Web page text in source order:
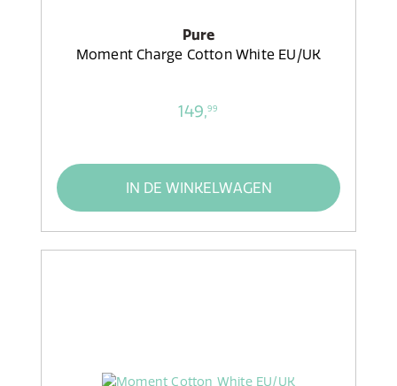
Pure
Moment Charge Cotton White EU/UK
149,99
IN DE WINKELWAGEN